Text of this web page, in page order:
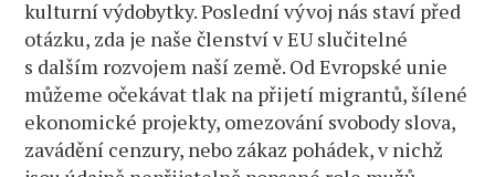
kulturní výdobytky. Poslední vývoj nás staví před
otázku, zda je naše členství v EU slučitelné
s dalším rozvojem naší země. Od Evropské unie
můžeme očekávat tlak na přijetí migrantů, šílené
ekonomické projekty, omezování svobody slova,
zavádění cenzury, nebo zákaz pohádek, v nichž